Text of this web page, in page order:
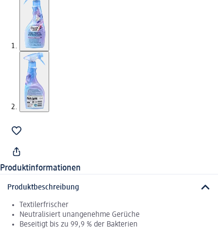
Produktinformationen
Produktbeschreibung
Textilerfrischer
Neutralisiert unangenehme Gerüche
Beseitigt bis zu 99,9 % der Bakterien